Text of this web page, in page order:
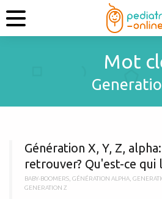
Mot
Génération X, Y, Z,
retrouver? Qu'est-ce qui
BABY-BOOMERS GÉNÉRATION ALPHA
GENERATION Z